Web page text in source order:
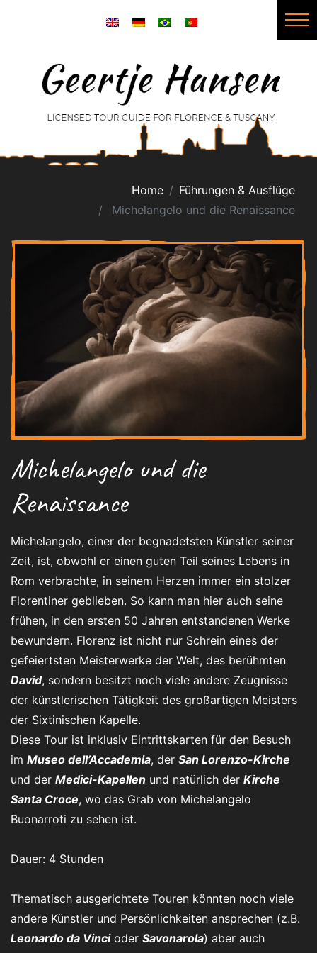
Home
Führungen & Ausflüge
Michelangelo und die Renaissance
Michelangelo und die
Renaissance
Michelangelo, einer der begnadetsten Künstler seiner
Zeit, ist, obwohl er einen guten Teil seines Lebens in
Rom verbrachte, in seinem Herzen immer ein stolzer
Florentiner geblieben. So kann man hier auch seine
frühen, in den ersten 50 Jahren entstandenen Werke
bewundern. Florenz ist nicht nur Schrein eines der
gefeiertsten Meisterwerke der Welt, des berühmten
David, sondern besitzt noch viele andere Zeugnisse
der künstlerischen Tätigkeit des großartigen Meisters
der Sixtinischen Kapelle.
Diese Tour ist inklusiv Eintrittskarten für den Besuch
im Museo dell’Accademia, der San Lorenzo-Kirche
und der Medici-Kapellen und natürlich der Kirche
Santa Croce, wo das Grab von Michelangelo
Buonarroti zu sehen ist.
Dauer: 4 Stunden
Thematisch ausgerichtete Touren könnten noch viele
andere Künstler und Persönlichkeiten ansprechen (z.B.
Leonardo da Vincioder Savonarola) aber auch